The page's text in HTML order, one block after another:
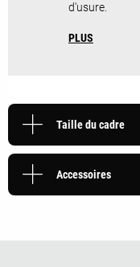
d'usure.
PLUS
Taille du cadre
Accessoires